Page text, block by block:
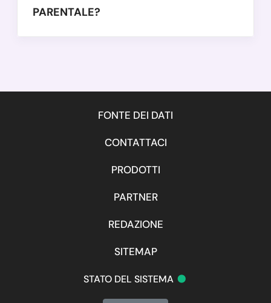
PARENTALE?
FONTE DEI DATI
CONTATTACI
PRODOTTI
PARTNER
REDAZIONE
SITEMAP
STATO DEL SISTEMA •